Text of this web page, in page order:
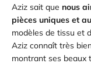
Aziz sait que nous
pièces uniques et
modèles de tissu et
Aziz connaît très
montrant ses beaux